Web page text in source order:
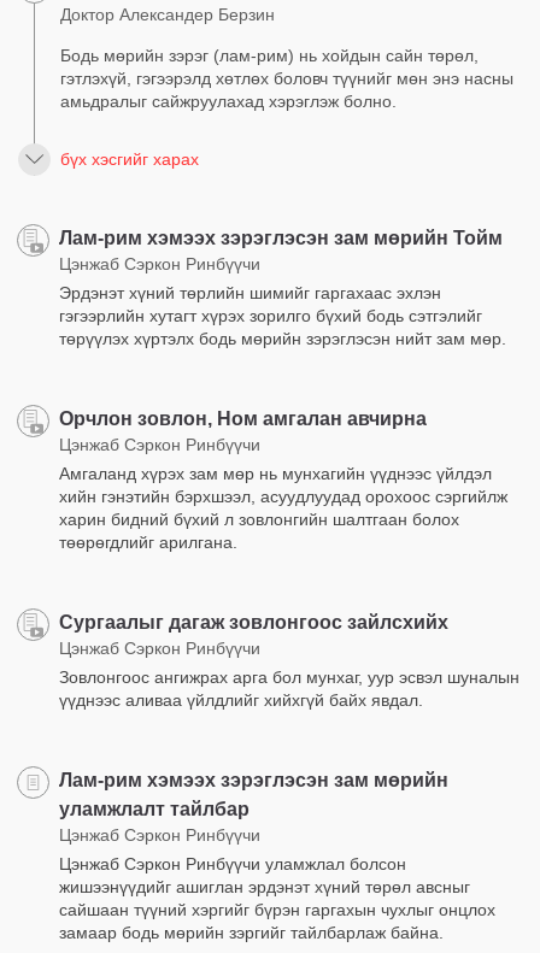
Доктор Александер Берзин
Бодь мөрийн зэрэг (лам-рим) нь хойдын сайн төрөл,
гэтлэхүй, гэгээрэлд хөтлөх боловч түүнийг мөн энэ насны
амьдралыг сайжруулахад хэрэглэж болно.
бүх хэсгийг харах
Лам-рим хэмээх зэрэглэсэн зам мөрийн Тойм
Цэнжаб Сэркон Ринбүүчи
Эрдэнэт хүний төрлийн шимийг гаргахаас эхлэн
гэгээрлийн хутагт хүрэх зорилго бүхий бодь сэтгэлийг
төрүүлэх хүртэлх бодь мөрийн зэрэглэсэн нийт зам мөр.
Орчлон зовлон, Ном амгалан авчирна
Цэнжаб Сэркон Ринбүүчи
Амгаланд хүрэх зам мөр нь мунхагийн үүднээс үйлдэл
хийн гэнэтийн бэрхшээл, асуудлуудад орохоос сэргийлж
харин бидний бүхий л зовлонгийн шалтгаан болох
төөрөгдлийг арилгана.
Сургаалыг дагаж зовлонгоос зайлсхийх
Цэнжаб Сэркон Ринбүүчи
Зовлонгоос ангижрах арга бол мунхаг, уур эсвэл шуналын
үүднээс аливаа үйлдлийг хийхгүй байх явдал.
Лам-рим хэмээх зэрэглэсэн зам мөрийн
уламжлалт тайлбар
Цэнжаб Сэркон Ринбүүчи
Цэнжаб Сэркон Ринбүүчи уламжлал болсон
жишээнүүдийг ашиглан эрдэнэт хүний төрөл авсныг
сайшаан түүний хэргийг бүрэн гаргахын чухлыг онцлох
замаар бодь мөрийн зэргийг тайлбарлаж байна.